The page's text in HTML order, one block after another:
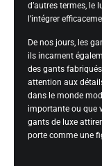
d’autres termes, le
l’intégrer
De nos jours, les
ils incarnent
des gants
attention aux
dans le monde
importante ou que
gants de luxe
porte comme une